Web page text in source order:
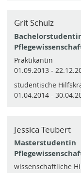
Grit Schulz
Praktikantin
01.09.2013 -
studentische
01.04.2014 -
Jessica Teubert
Masterstudentin
wissenschaftliche